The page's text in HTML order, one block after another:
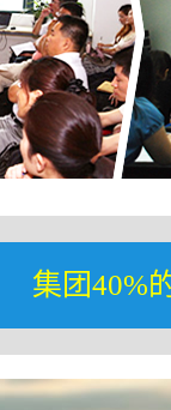
集团40%